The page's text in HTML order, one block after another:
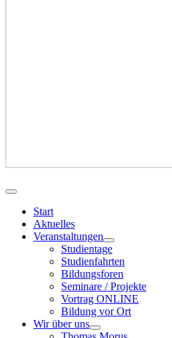
Start
Aktuelles
Veranstaltungen
Studientage
Studienfahrten
Bildungsforen
Seminare / Projekte
Vortrag ONLINE
Bildung vor Ort
Wir über uns